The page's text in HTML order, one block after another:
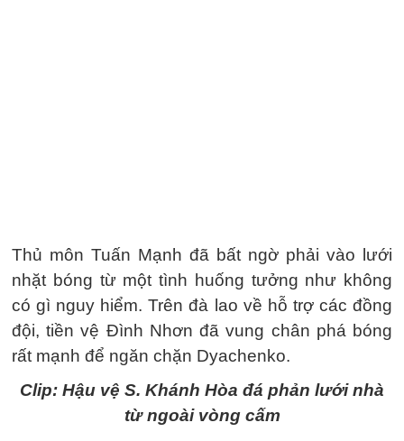
Thủ môn Tuấn Mạnh đã bất ngờ phải vào lưới
nhặt bóng từ một tình huống tưởng như không
có gì nguy hiểm. Trên đà lao về hỗ trợ các đồng
đội, tiền vệ Đình Nhơn đã vung chân phá bóng
rất mạnh để ngăn chặn Dyachenko.
Clip: Hậu vệ S. Khánh Hòa đá phản lưới nhà
từ ngoài vòng cấm